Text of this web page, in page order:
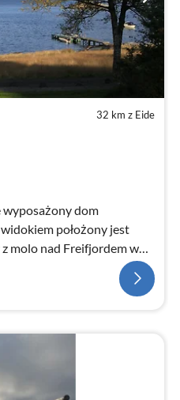
32 km z Eide
wyposażony dom
położony jest
molo nad Freifjordem w